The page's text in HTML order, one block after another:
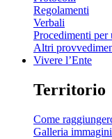
Regolamenti
Verbali
Procedimenti
Altri
Vivere l’Ente
Territorio
Come
Galleria immagini